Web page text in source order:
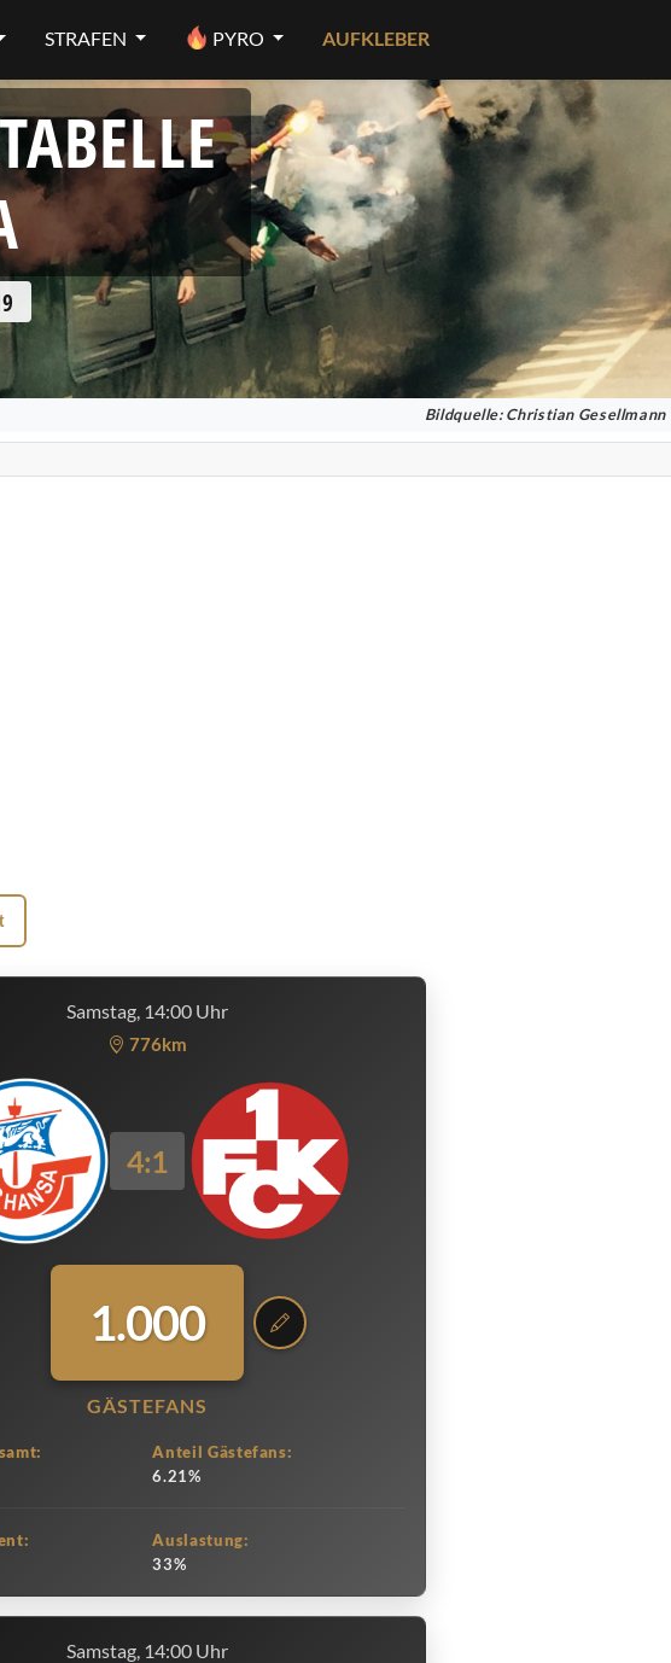
STRAFEN PYRO AUFKLEBER
Bildquelle: Christian Gesellmann
Samstag, 14:00 Uhr
776km
4:1
1.000
GÄSTEFANS
Anteil Gästefans:
6.21%
Auslastung:
33%
Samstag, 14:00 Uhr